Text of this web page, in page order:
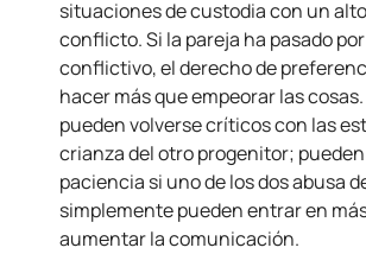
situaciones de custodia con un
conflicto. Si la pareja ha pasado
conflictivo, el derecho de
hacer más que empeorar las
pueden volverse críticos con las
crianza del otro progenitor;
paciencia si uno de los dos abusa
simplemente pueden entrar en
aumentar la comunicación.